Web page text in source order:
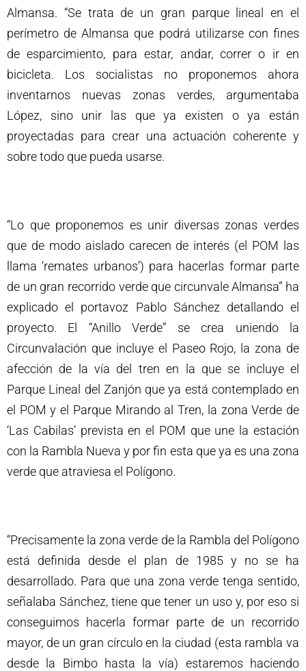
Almansa. “Se trata de un gran parque lineal en el
perímetro de Almansa que podrá utilizarse con fines
de esparcimiento, para estar, andar, correr o ir en
bicicleta. Los socialistas no proponemos ahora
inventarnos nuevas zonas verdes, argumentaba
López, sino unir las que ya existen o ya están
proyectadas para crear una actuación coherente y
sobre todo que pueda usarse.
“Lo que proponemos es unir diversas zonas verdes
que de modo aislado carecen de interés (el POM las
llama ‘remates urbanos’) para hacerlas formar parte
de un gran recorrido verde que circunvale Almansa” ha
explicado el portavoz Pablo Sánchez detallando el
proyecto. El “Anillo Verde” se crea uniendo la
Circunvalación que incluye el Paseo Rojo, la zona de
afección de la vía del tren en la que se incluye el
Parque Lineal del Zanjón que ya está contemplado en
el POM y el Parque Mirando al Tren, la zona Verde de
‘Las Cabilas’ prevista en el POM que une la estación
con la Rambla Nueva y por fin esta que ya es una zona
verde que atraviesa el Polígono.
“Precisamente la zona verde de la Rambla del Polígono
está definida desde el plan de 1985 y no se ha
desarrollado. Para que una zona verde tenga sentido,
señalaba Sánchez, tiene que tener un uso y, por eso si
conseguimos hacerla formar parte de un recorrido
mayor, de un gran círculo en la ciudad (esta rambla va
desde la Bimbo hasta la vía) estaremos haciendo